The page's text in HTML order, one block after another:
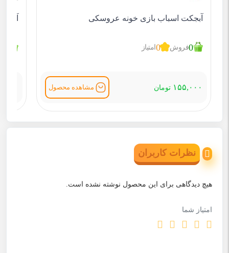
آبجکت اسباب بازی خونه عروسکی
0فروش 0 امتیاز
۱۵۵,۰۰۰ تومان مشاهده محصول
نظرات کاربران
هیچ دیدگاهی برای این محصول نوشته نشده است.
امتیاز شما